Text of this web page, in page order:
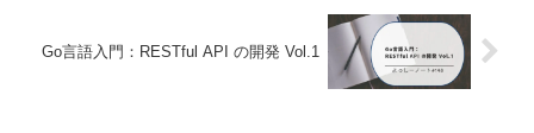
Go言語入門：RESTful API の開発 Vol.1